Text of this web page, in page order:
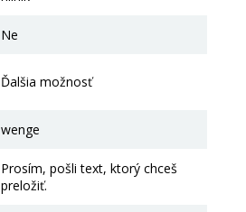
Ne
Ďalšia možnosť
wenge
Prosím, pošli text, ktorý chceš
preložiť.